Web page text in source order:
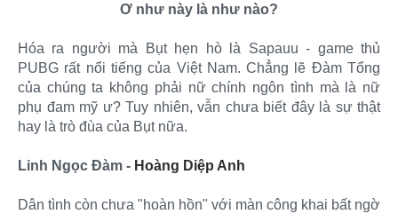
Ơ như này là như nào?
Hóa ra người mà Bụt hẹn hò là Sapauu - game thủ
PUBG rất nổi tiếng của Việt Nam. Chẳng lẽ Đàm Tổng
của chúng ta không phải nữ chính ngôn tình mà là nữ
phụ đam mỹ ư? Tuy nhiên, vẫn chưa biết đây là sự thật
hay là trò đùa của Bụt nữa.
Linh Ngọc Đàm - Hoàng Diệp Anh
Dân tình còn chưa "hoàn hồn" với màn công khai bất ngờ